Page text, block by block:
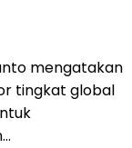
mengatakan
tingkat global